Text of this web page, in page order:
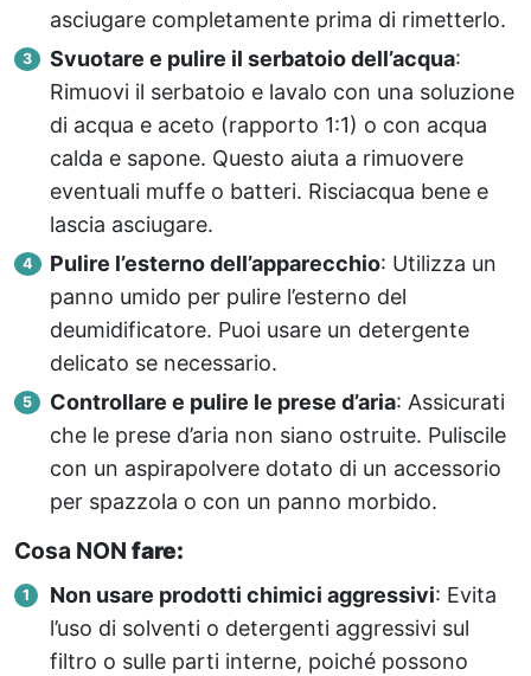
asciugare completamente prima di rimetterlo.
Svuotare e pulire il serbatoio dell’acqua:
Rimuovi il serbatoio e lavalo con una soluzione
di acqua e aceto (rapporto 1:1) o con acqua
calda e sapone. Questo aiuta a rimuovere
eventuali muffe o batteri. Risciacqua bene e
lascia asciugare.
Pulire l’esterno dell’apparecchio: Utilizza un
panno umido per pulire l’esterno del
deumidificatore. Puoi usare un detergente
delicato se necessario.
Controllare e pulire le prese d’aria: Assicurati
che le prese d’aria non siano ostruite. Puliscile
con un aspirapolvere dotato di un accessorio
per spazzola o con un panno morbido.
Cosa NON fare:
Non usare prodotti chimici aggressivi: Evita
l’uso di solventi o detergenti aggressivi sul
filtro o sulle parti interne, poiché possono